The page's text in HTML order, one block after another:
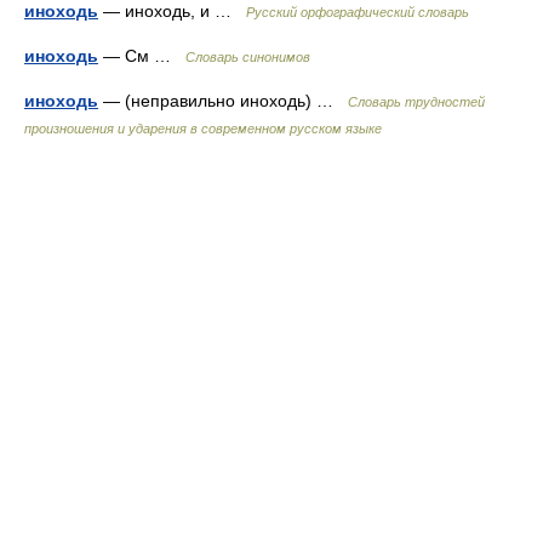
иноходь — иноходь, и … Русский орфографический словарь
иноходь — См … Словарь синонимов
иноходь — (неправильно иноходь) …
Словарь трудностей
произношения и ударения в современном русском языке